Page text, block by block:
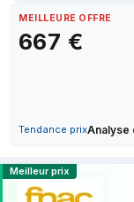
MEILLEURE OFFRE
667 €
Tendance prixAnalyse
2 juillet 2026
3 juillet 2026
24 juillet 2026
26 juillet 2026
Comparer
Meilleur prix